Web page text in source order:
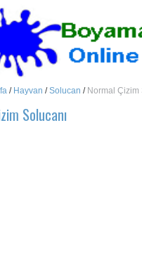
/ Hayvan /Solucan / Normal Çizim
Solucanı